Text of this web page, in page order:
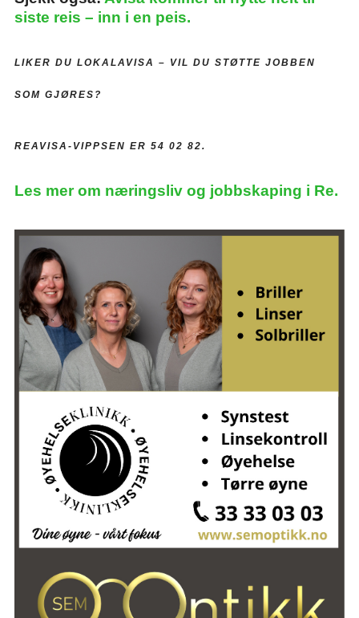
siste reis – inn i en peis.
LIKER DU LOKALAVISA – VIL DU STØTTE JOBBEN
SOM GJØRES?
REAVISA-VIPPSEN ER 54 02 82.
Les mer om næringsliv og jobbskaping i Re.